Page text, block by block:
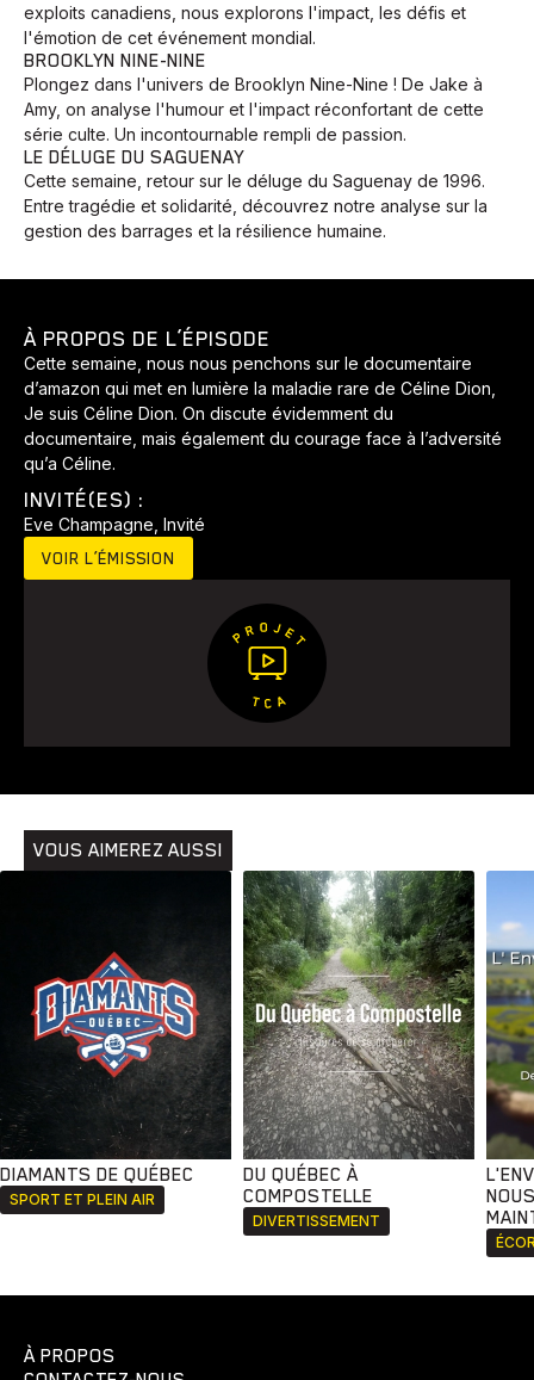
Animaux Avenir Bingo Communauté Culture
Voyage Yoga
exploits canadiens, nous explorons l'impact, les défis et
l'émotion de cet événement mondial.
BROOKLYN NINE-NINE
Plongez dans l'univers de Brooklyn Nine-Nine ! De Jake à
Amy, on analyse l'humour et l'impact réconfortant de cette
série culte. Un incontournable rempli de passion.
LE DÉLUGE DU SAGUENAY
Cette semaine, retour sur le déluge du Saguenay de 1996.
Entre tragédie et solidarité, découvrez notre analyse sur la
gestion des barrages et la résilience humaine.
À PROPOS DE L’ÉPISODE
Cette semaine, nous nous penchons sur le documentaire
d’amazon qui met en lumière la maladie rare de Céline Dion,
Je suis Céline Dion. On discute évidemment du
documentaire, mais également du courage face à l’adversité
qu’a Céline.
INVITÉ(ES) :
Eve Champagne, Invité
VOIR L’ÉMISSION
VOUS AIMEREZ AUSSI
DIAMANTS DE QUÉBEC
SPORT ET PLEIN AIR
DU QUÉBEC À
COMPOSTELLE
DIVERTISSEMENT
À PROPOS